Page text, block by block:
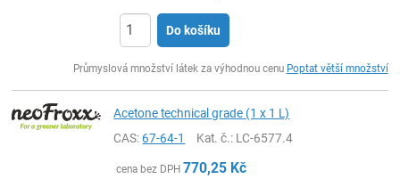
Do košíku
Průmyslová množství látek za výhodnou cenu Poptat větší množství
Acetone technical grade (1 x 1 L)
CAS:67-64-1 Kat. č.: LC-6577.4
cena bez DPH 770,25 Kč